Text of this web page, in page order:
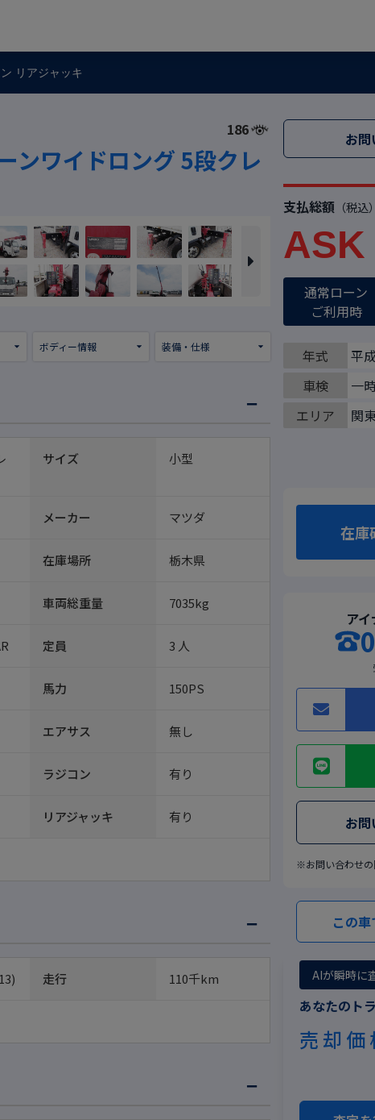
リアジャッキ
186
ンワイドロング 5段クレ
ボディー情報 装備・仕様
サイズ 小型
メーカー マツダ
在庫場所 栃木県
車両総重量 7035kg
定員 3 人
馬力 150PS
エアサス 無し
ラジコン 有り
リアジャッキ 有り
走行 110千km
お
支払総額 （税込
ASK
通常ローン
ご利用時
年式
平
車検
一
エリア
関
在庫
ア
お
※お問い合わせの
この
AIが瞬時に
あなたのト
売却